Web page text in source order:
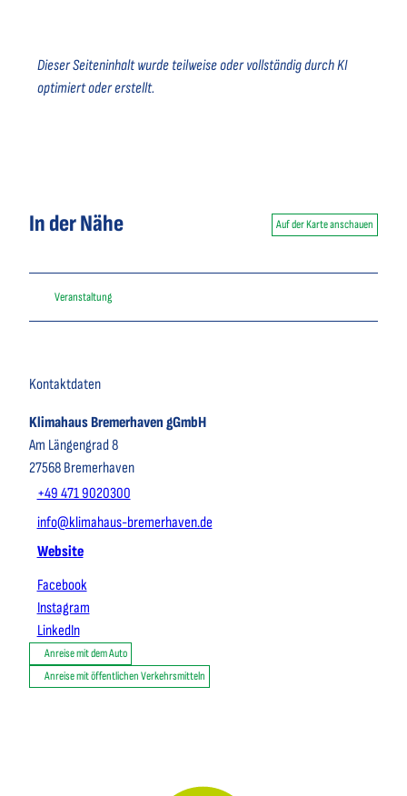
Dieser Seiteninhalt wurde teilweise oder vollständig durch KI
optimiert oder erstellt.
In der Nähe Auf der Karte anschauen
Veranstaltung
Kontaktdaten
Klimahaus Bremerhaven gGmbH
Am Längengrad 8
27568 Bremerhaven
+49 471 9020300
info@klimahaus-bremerhaven.de
Website
Facebook
Instagram
LinkedIn
Anreise mit dem Auto
Anreise mit öffentlichen Verkehrsmitteln